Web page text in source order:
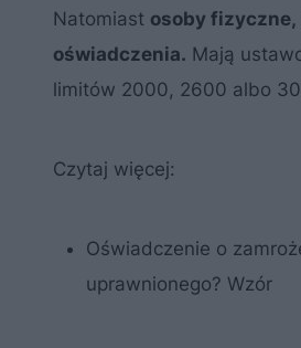
Natomiast osoby fizyczne,
oświadczenia. Mają
limitów 2000, 2600 albo
Czytaj więcej:
Oświadczenie o
uprawnionego? Wzór